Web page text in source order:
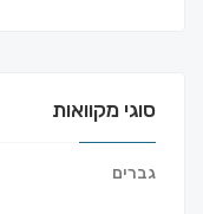
סוגי מקוואות
גברים